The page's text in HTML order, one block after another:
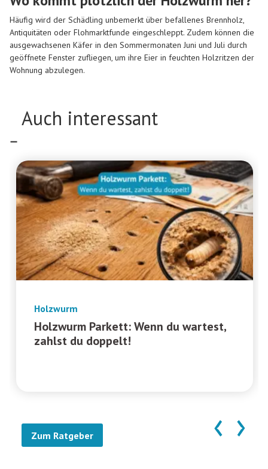
Häufig wird der Schädling unbemerkt über befallenes Brennholz,
Antiquitäten oder Flohmarktfunde eingeschleppt. Zudem können die
ausgewachsenen Käfer in den Sommermonaten Juni und Juli durch
geöffnete Fenster zufliegen, um ihre Eier in feuchten Holzritzen der
Wohnung abzulegen.
Auch interessant
Holzwurm
Holzwurm Parkett: Wenn du wartest,
zahlst du doppelt!
‹ ›
Zum Ratgeber